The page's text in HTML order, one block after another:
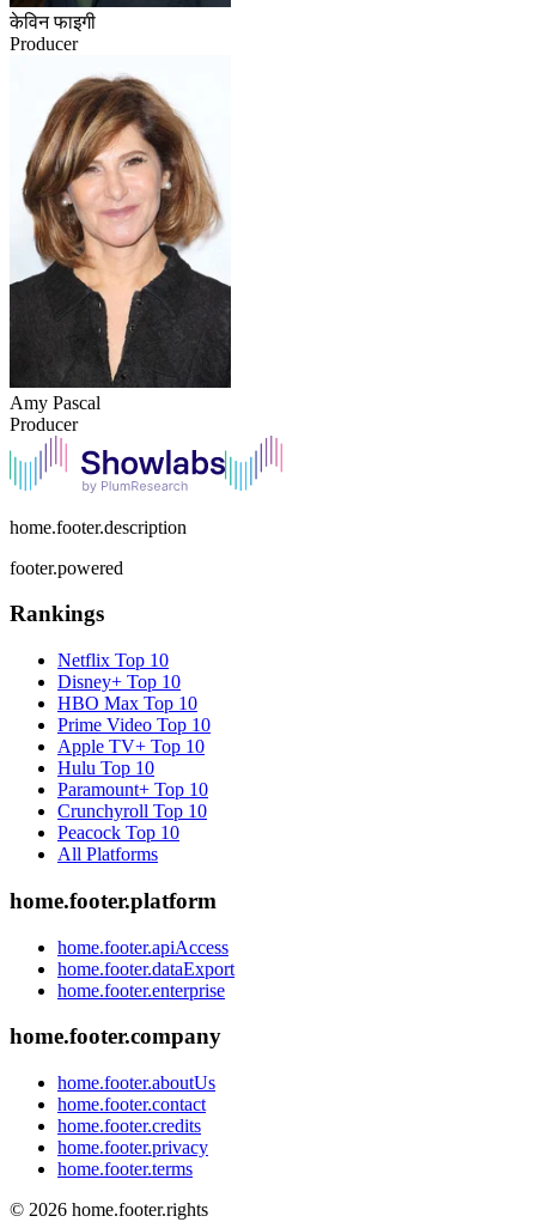
केविन फाइगी
Producer
Amy Pascal
Producer
home.footer.description
footer.powered
Rankings
Netflix Top 10
Disney+ Top 10
HBO Max Top 10
Prime Video Top 10
Apple TV+ Top 10
Hulu Top 10
Paramount+ Top 10
Crunchyroll Top 10
Peacock Top 10
All Platforms
home.footer.platform
home.footer.apiAccess
home.footer.dataExport
home.footer.enterprise
home.footer.company
home.footer.aboutUs
home.footer.contact
home.footer.credits
home.footer.privacy
home.footer.terms
© 2026 home.footer.rights